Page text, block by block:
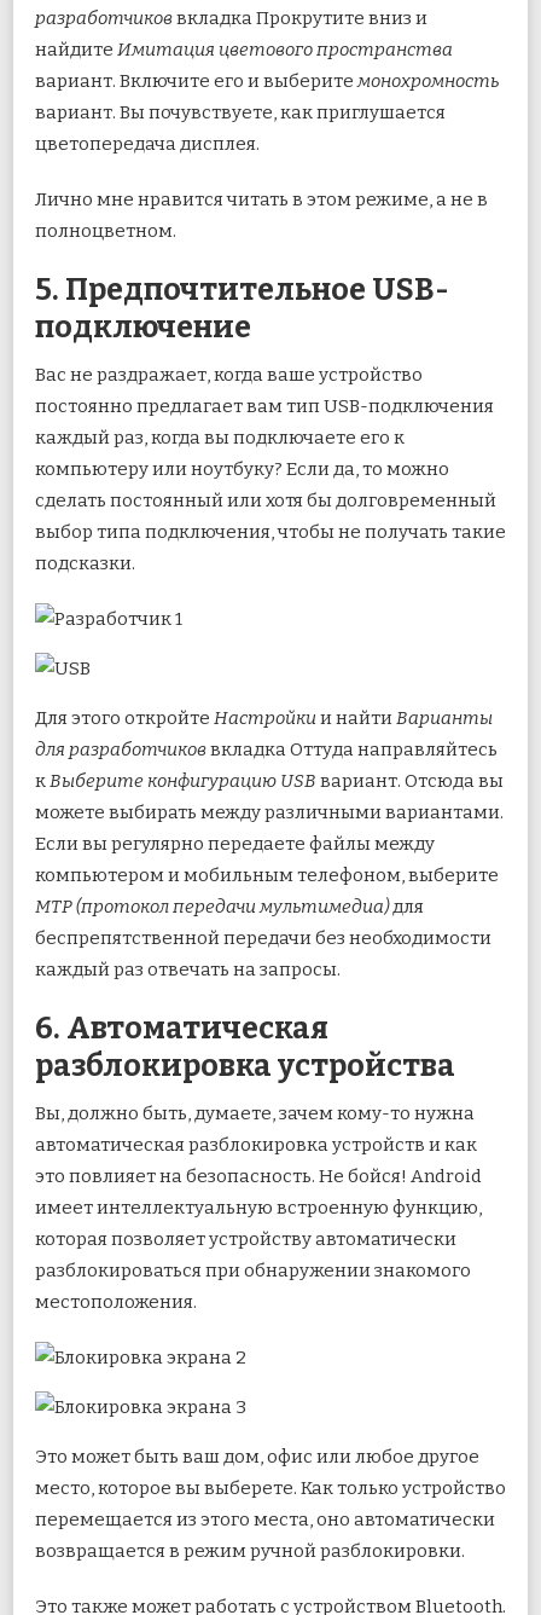
разработчиковвкладка Прокрутите вниз и
найдите Имитация цветового пространства
вариант. Включите его и выберитемонохромность
вариант. Вы почувствуете, как приглушается
цветопередача дисплея.
Лично мне нравится читать в этом режиме, а не в
полноцветном.
5. Предпочтительное USB-
подключение
Вас не раздражает, когда ваше устройство
постоянно предлагает вам тип USB-подключения
каждый раз, когда вы подключаете его к
компьютеру или ноутбуку? Если да, то можно
сделать постоянный или хотя бы долговременный
выбор типа подключения, чтобы не получать такие
подсказки.
Для этого откройте Настройки и найтиВарианты
для разработчиковвкладка Оттуда направляйтесь
кВыберите конфигурацию USB вариант. Отсюда вы
можете выбирать между различными вариантами.
Если вы регулярно передаете файлы между
компьютером и мобильным телефоном, выберите
MTP (протокол передачи мультимедиа)для
беспрепятственной передачи без необходимости
каждый раз отвечать на запросы.
6. Автоматическая
разблокировка устройства
Вы, должно быть, думаете, зачем кому-то нужна
автоматическая разблокировка устройств и как
это повлияет на безопасность. Не бойся! Android
имеет интеллектуальную встроенную функцию,
которая позволяет устройству автоматически
разблокироваться при обнаружении знакомого
местоположения.
Это может быть ваш дом, офис или любое другое
место, которое вы выберете. Как только устройство
перемещается из этого места, оно автоматически
возвращается в режим ручной разблокировки.
Это также может работать с устройством Bluetooth.